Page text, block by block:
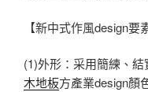
【新中式作風design要
(1)外形：采用簡練、
木地板方產業design顏